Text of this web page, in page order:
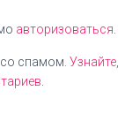
авторизоваться
спамом. Узнайте,